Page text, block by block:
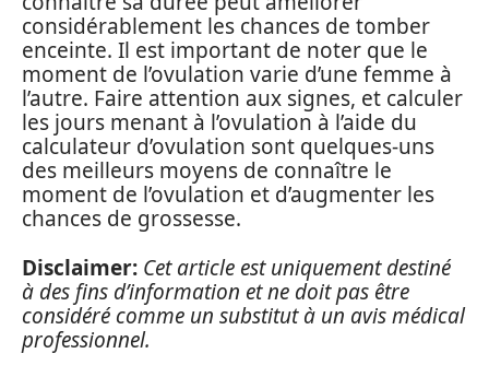
considérablement les chances de tomber
enceinte. Il est important de noter que le
moment de l’ovulation varie d’une femme à
l’autre. Faire attention aux signes, et calculer
les jours menant à l’ovulation à l’aide du
calculateur d’ovulation sont quelques-uns
des meilleurs moyens de connaître le
moment de l’ovulation et d’augmenter les
chances de grossesse.
Disclaimer: Cet article est uniquement destiné
à des fins d’information et ne doit pas être
considéré comme un substitut à un avis médical
professionnel.